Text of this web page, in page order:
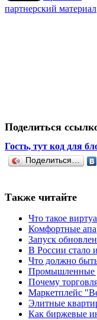
партнерский материал
Поделиться
Гость, тут код для
Поделиться…
Также читайте
Что такое
Комфортные
Запуск
В России стало
Что должно
Промышленные
Почему
Маркетплейс
Элитные
Как биржевые